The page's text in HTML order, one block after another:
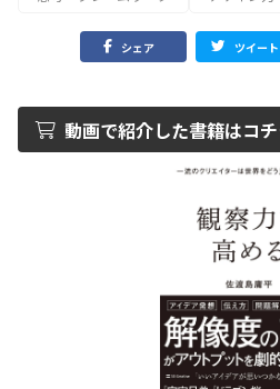
シェア ツイート
動画で紹介した書籍はコ